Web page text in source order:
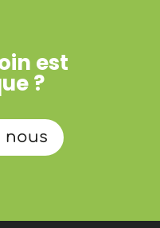
est
?
nous